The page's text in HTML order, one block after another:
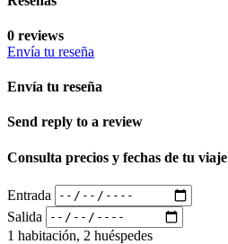
0 reviews
Envía tu reseña
Envía tu reseña
Send reply to a review
Consulta precios y fechas de tu viaje
Entrada
Salida
1 habitación, 2 huéspedes